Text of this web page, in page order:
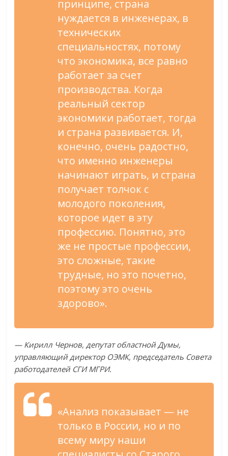
принципе, страна
нуждается в инженерах, в
технических
специальностях, потому
что экономика, все равно
работает за счет
производства. Когда
реальный сектор
экономики работает, тогда
и страна развивается. И,
конечно, очень радостно,
что именно инженеры
начинают играть, и страна
получает толчок с
молодого поколения,
которое идет в эту
профессию. Понятно, это
же не простые профессии,
это сложные, такие
трудные, но это почетно,
поэтому это очень
здорово».
— Кирилл Чернов, депутат областной Думы,
управляющий директор ОЭМК, председатель Совета
работодателей СГИ МГРИ.
«Анализ показывает — не
только в России, но и по
всему миру наши